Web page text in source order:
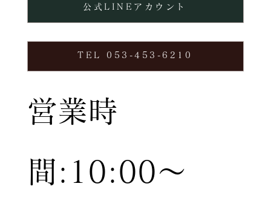
TEL 053-453-6210
公式LINEアカウント
営業時
間:10:00〜